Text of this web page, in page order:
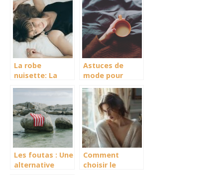
trouver une
pépite ?
quarantenaire
La robe
nuisette: La
tendance mode
Astuces de
mode pour
Les foutas : Une
alternative
Comment
choisir le